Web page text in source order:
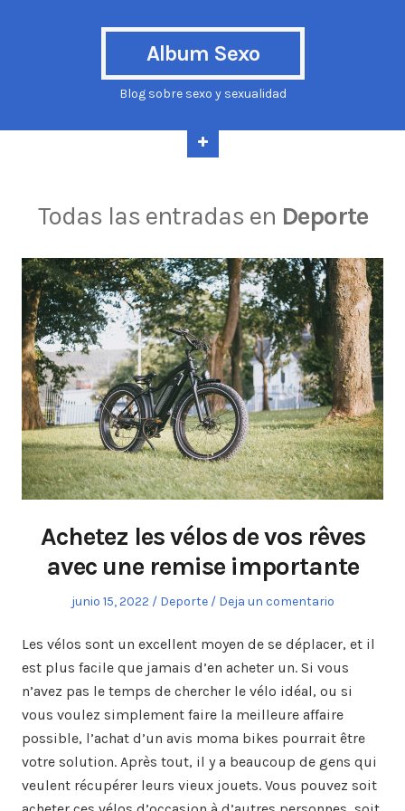
Album Sexo
Blog sobre sexo y sexualidad
Todas las entradas en Deporte
Achetez les vélos de vos rêves
avec une remise importante
Publicado
junio 15, 2022
Publicado
Deporte Deja un comentario
Les vélos sont un excellent moyen de se déplacer, et il
est plus facile que jamais d’en acheter un. Si vous
n’avez pas le temps de chercher le vélo idéal, ou si
vous voulez simplement faire la meilleure affaire
possible, l’achat d’un avis moma bikes pourrait être
votre solution. Après tout, il y a beaucoup de gens qui
veulent récupérer leurs vieux jouets. Vous pouvez soit